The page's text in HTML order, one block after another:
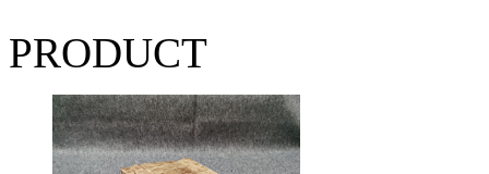
PRODUCT